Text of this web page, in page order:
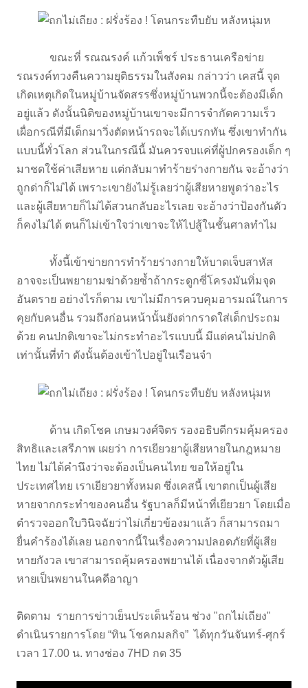
ขณะที่ รณณรงค์ แก้วเพ็ชร์ ประธานเครือข่าย
รณรงค์ทวงคืนความยุติธรรมในสังคม กล่าวว่า เคสนี้ จุด
เกิดเหตุเกิดในหมู่บ้านจัดสรรซึ่งหมู่บ้านพวกนี้จะต้องมีเด็ก
อยู่แล้ว ดังนั้นนิติของหมู่บ้านเขาจะมีการจำกัดความเร็ว
เผื่อกรณีที่มีเด็กมาวิ่งตัดหน้ารถจะได้เบรกทัน ซึ่งเขาทำกัน
แบบนี้ทั่วโลก ส่วนในกรณีนี้ มันควรจบแค่ที่ผู้ปกครองเด็ก ๆ
มาชดใช้ค่าเสียหาย แต่กลับมาทำร้ายร่างกายกัน จะอ้างว่า
ถูกด่าก็ไม่ได้ เพราะเขายังไม่รู้เลยว่าผู้เสียหายพูดว่าอะไร
และผู้เสียหายก็ไม่ได้สวนกลับอะไรเลย จะอ้างว่าป้องกันตัว
ก็คงไม่ได้ ตนก็ไม่เข้าใจว่าเขาจะให้ไปสู้ในชั้นศาลทำไม
ทั้งนี้เข้าข่ายการทำร้ายร่างกายให้บาดเจ็บสาหัส
อาจจะเป็นพยายามฆ่าด้วยซ้ำถ้ากระดูกซี่โครงมันทิ่มจุด
อันตราย อย่างไรก็ตาม เขาไม่มีการควบคุมอารมณ์ในการ
คุยกับคนอื่น รวมถึงก่อนหน้านั้นยังด่ากราดใส่เด็กประถม
ด้วย คนปกติเขาจะไม่กระทำอะไรแบบนี้ มีแต่คนไม่ปกติ
เท่านั้นที่ทำ ดังนั้นต้องเข้าไปอยู่ในเรือนจำ
ด้าน เกิดโชค เกษมวงศ์จิตร รองอธิบดีกรมคุ้มครอง
สิทธิและเสรีภาพ เผยว่า การเยียวยาผู้เสียหายในกฎหมาย
ไทย ไม่ได้คำนึงว่าจะต้องเป็นคนไทย ขอให้อยู่ใน
ประเทศไทย เราเยียวยาทั้งหมด ซึ่งเคสนี้ เขาตกเป็นผู้เสีย
หายจากกระทำของคนอื่น รัฐบาลก็มีหน้าที่เยียวยา โดยเมื่อ
ตำรวจออกใบวินิจฉัยว่าไม่เกี่ยวข้องมาแล้ว ก็สามารถมา
ยื่นคำร้องได้เลย นอกจากนี้ในเรื่องความปลอดภัยที่ผู้เสีย
หายกังวล เขาสามารถคุ้มครองพยานได้ เนื่องจากตัวผู้เสีย
หายเป็นพยานในคดีอาญา
ติดตาม รายการข่าวเย็นประเด็นร้อน ช่วง "ถกไม่เถียง"
ดำเนินรายการโดย “ทิน โชคกมลกิจ” ได้ทุกวันจันทร์-ศุกร์
เวลา 17.00 น. ทางช่อง 7HD กด 35